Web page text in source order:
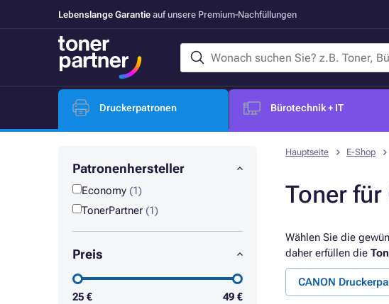
Lebenslange Garantie auf unsere Premium-Nachfüllungen
Druckerpatronen Bürotechnik + IT
Patronenhersteller
Economy (1)
TonerPartner (1)
Preis
25 € 49 €
Hauptseite E-Shop
Toner für
Wählen Sie die
daher erfüllen die
CANON